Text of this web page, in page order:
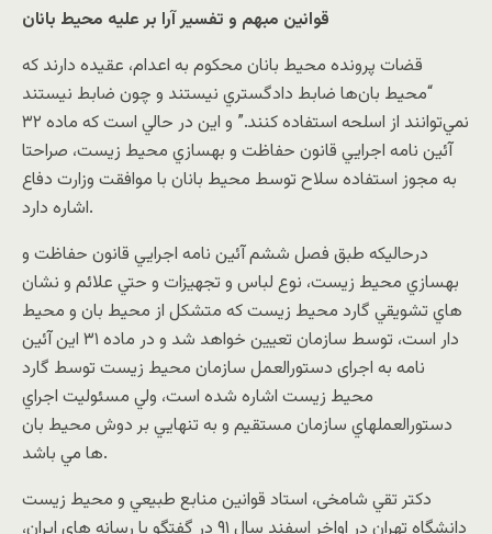
قوانين مبهم و تفسير آرا بر عليه محيط بانان
قضات پرونده محيط بانان محکوم به اعدام، عقيده دارند که
“محيط‌ بان‌ها ضابط دادگستري نيستند و چون ضابط نيستند
نمي‌توانند از اسلحه استفاده کنند.” و اين در حالي است که ماده ٣٢
آئين نامه اجرايي قانون حفاظت و بهسازي محيط زيست، صراحتا
به مجوز استفاده سلاح توسط محيط بانان با موافقت‌ وزارت‌ دفاع‌
اشاره دارد.
درحاليکه طبق فصل ششم آئين نامه اجرايي قانون حفاظت و
بهسازي محيط زيست، نوع‌ لباس‌ و تجهيزات‌ و حتي علائم‌ و نشان
هاي‌ تشويقي‌ گارد محيط ‌زيست‌ که متشکل از محيط ‌بان‌ و محيط
‌دار است، توسط‌ سازمان‌ تعيين‌ خواهد شد و در ماده ٣١ اين آئين
نامه به اجرای دستورالعمل‌ سازمان محيط زيست توسط گارد
محيط‌ زيست‌ اشاره شده است، ولي مسئوليت اجراي
دستورالعملهاي سازمان مستقيم و به تنهايي بر دوش محيط بان
ها مي باشد.
دکتر تقي شامخى، استاد قوانين منابع طبيعي و محيط زيست